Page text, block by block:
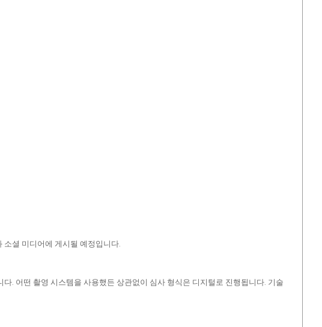
소셜 미디어에 게시될 예정입니다.
. 어떤 촬영 시스템을 사용했든 상관없이 심사 형식은 디지털로 진행됩니다. 기술